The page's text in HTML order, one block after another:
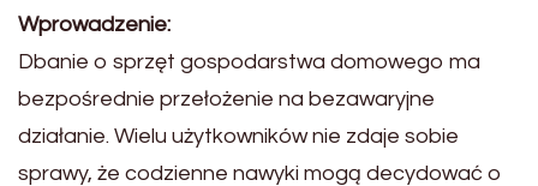
Wprowadzenie:
Dbanie o sprzęt gospodarstwa domowego ma
bezpośrednie przełożenie na bezawaryjne
działanie. Wielu użytkowników nie zdaje sobie
sprawy, że codzienne nawyki mogą decydować o